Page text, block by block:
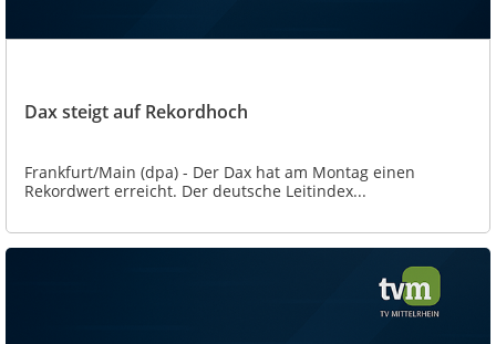
Dax steigt auf Rekordhoch
Frankfurt/Main (dpa) - Der Dax hat am Montag einen
Rekordwert erreicht. Der deutsche Leitindex...